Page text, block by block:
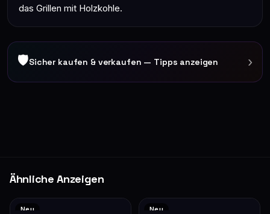
das Grillen mit Holzkohle.
🛡Sicher kaufen & verkaufen — Tipps anzeigen ›
Ähnliche Anzeigen
Neu Neu